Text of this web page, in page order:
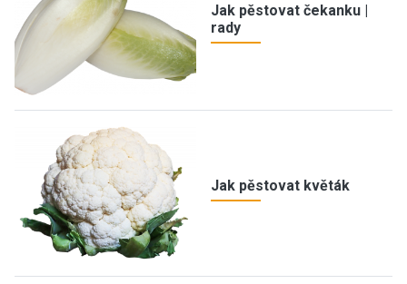
Jak pěstovat čekanku |
rady
Jak pěstovat květák